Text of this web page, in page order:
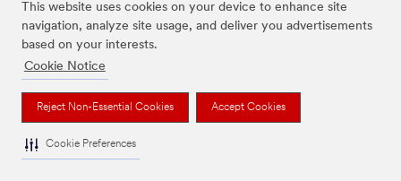
This website uses cookies on your device to enhance site
navigation, analyze site usage, and deliver you advertisements
based on your interests.
Cookie Notice
Reject Non-Essential Cookies Accept Cookies
Cookie Preferences